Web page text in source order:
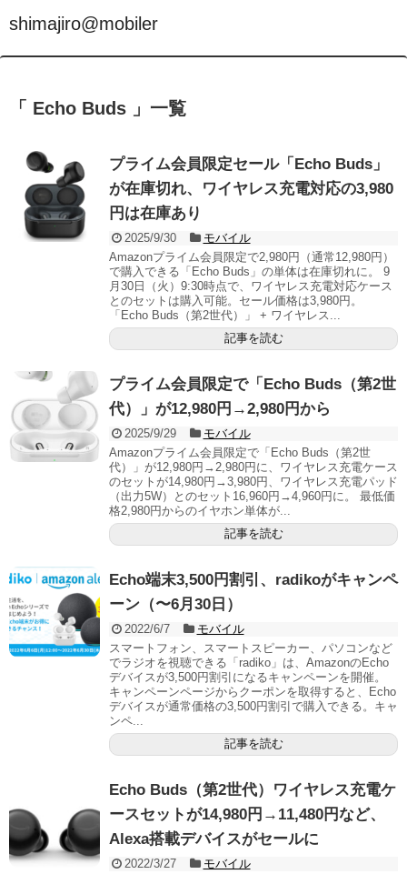
shimajiro@mobiler
「 Echo Buds 」一覧
プライム会員限定セール「Echo Buds」
が在庫切れ、ワイヤレス充電対応の3,980
円は在庫あり
2025/9/30
モバイル
Amazonプライム会員限定で2,980円（通常12,980円）
で購入できる「Echo Buds」の単体は在庫切れに。 9
月30日（火）9:30時点で、ワイヤレス充電対応ケース
とのセットは購入可能。セール価格は3,980円。
「Echo Buds（第2世代）」 + ワイヤレス...
記事を読む
プライム会員限定で「Echo Buds（第2世
代）」が12,980円→2,980円から
2025/9/29
モバイル
Amazonプライム会員限定で「Echo Buds（第2世
代）」が12,980円→2,980円に、ワイヤレス充電ケース
のセットが14,980円→3,980円、ワイヤレス充電パッド
（出力5W）とのセット16,960円→4,960円に。 最低価
格2,980円からのイヤホン単体が...
記事を読む
Echo端末3,500円割引、radikoがキャンペ
ーン（〜6月30日）
2022/6/7
モバイル
スマートフォン、スマートスピーカー、パソコンなど
でラジオを視聴できる「radiko」は、AmazonのEcho
デバイスが3,500円割引になるキャンペーンを開催。
キャンペーンページからクーポンを取得すると、Echo
デバイスが通常価格の3,500円割引で購入できる。キャ
ンペ...
記事を読む
Echo Buds（第2世代）ワイヤレス充電ケ
ースセットが14,980円→11,480円など、
Alexa搭載デバイスがセールに
2022/3/27
モバイル